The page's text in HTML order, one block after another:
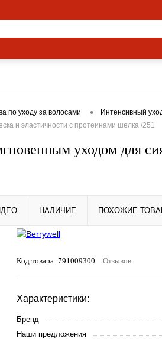
по уходу за волосами • Интенсивный
и эластичности с протеинами шелка /251
уходом для
НАЛИЧИЕ ПОХОЖИЕ
Код товара: 791009300 Отзывов:
Характеристики:
Бренд
Наши предложения